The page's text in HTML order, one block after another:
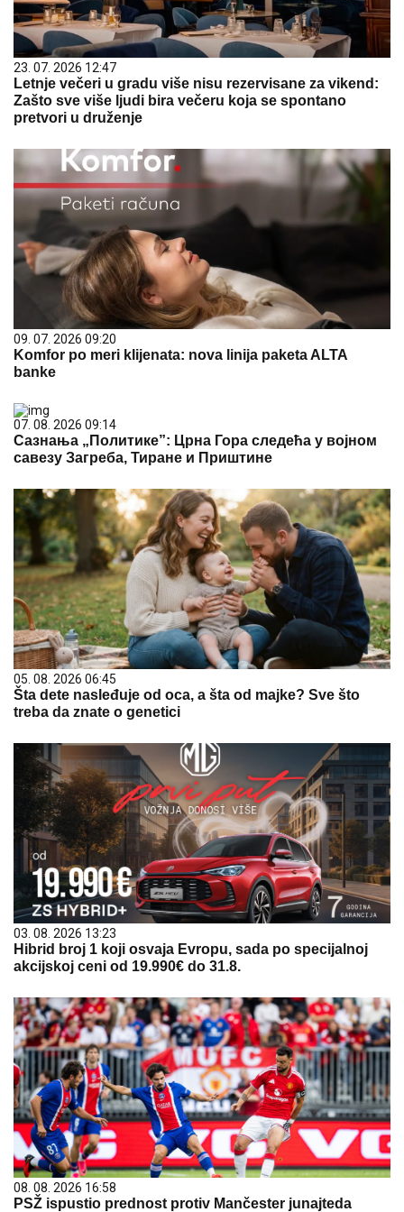
23. 07. 2026 12:47
Letnje večeri u gradu više nisu rezervisane za vikend:
Zašto sve više ljudi bira večeru koja se spontano
pretvori u druženje
09. 07. 2026 09:20
Komfor po meri klijenata: nova linija paketa ALTA
banke
07. 08. 2026 09:14
Сазнања „Политике”: Црна Гора следећа у војном
савезу Загреба, Тиране и Приштине
05. 08. 2026 06:45
Šta dete nasleđuje od oca, a šta od majke? Sve što
treba da znate o genetici
03. 08. 2026 13:23
Hibrid broj 1 koji osvaja Evropu, sada po specijalnoj
akcijskoj ceni od 19.990€ do 31.8.
08. 08. 2026 16:58
PSŽ ispustio prednost protiv Mančester junajteda